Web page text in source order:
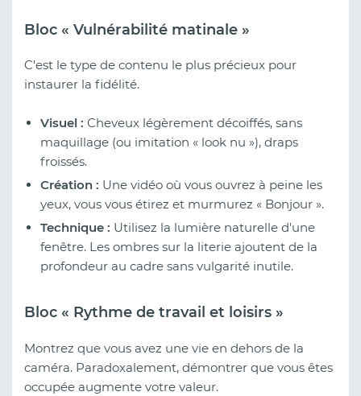
Bloc « Vulnérabilité matinale »
C'est le type de contenu le plus précieux pour
instaurer la fidélité.
Visuel : Cheveux légèrement décoiffés, sans
maquillage (ou imitation « look nu »), draps
froissés.
Création : Une vidéo où vous ouvrez à peine les
yeux, vous vous étirez et murmurez « Bonjour ».
Technique : Utilisez la lumière naturelle d'une
fenêtre. Les ombres sur la literie ajoutent de la
profondeur au cadre sans vulgarité inutile.
Bloc « Rythme de travail et loisirs »
Montrez que vous avez une vie en dehors de la
caméra. Paradoxalement, démontrer que vous êtes
occupée augmente votre valeur.